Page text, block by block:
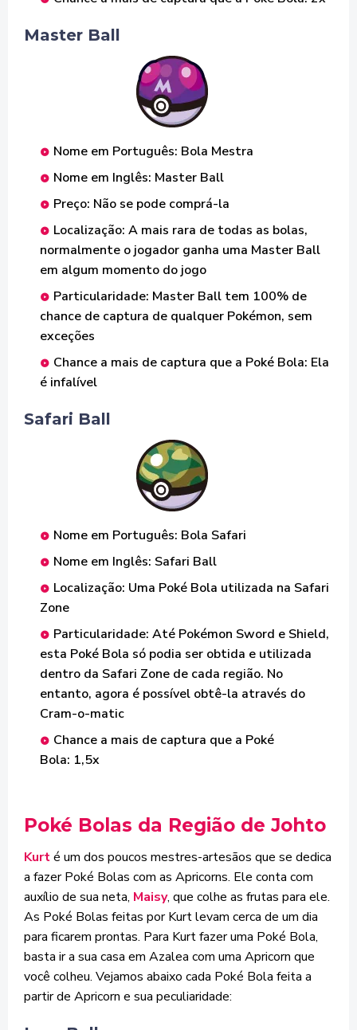
Master Ball
Nome em Português: Bola Mestra
Nome em Inglês: Master Ball
Preço: Não se pode comprá-la
Localização: A mais rara de todas as bolas,
normalmente o jogador ganha uma Master Ball
em algum momento do jogo
Particularidade: Master Ball tem 100% de
chance de captura de qualquer Pokémon, sem
exceções
Chance a mais de captura que a Poké Bola: Ela
é infalível
Safari Ball
Nome em Português: Bola Safari
Nome em Inglês: Safari Ball
Localização: Uma Poké Bola utilizada na Safari
Zone
Particularidade: Até Pokémon Sword e Shield,
esta Poké Bola só podia ser obtida e utilizada
dentro da Safari Zone de cada região. No
entanto, agora é possível obtê-la através do
Cram-o-matic
Chance a mais de captura que a Poké
Bola: 1,5x
Poké Bolas da Região de Johto
Kurté um dos poucos mestres-artesãos que se dedica
a fazer Poké Bolas com as Apricorns. Ele conta com
auxílio de sua neta, Maisy, que colhe as frutas para ele.
As Poké Bolas feitas por Kurt levam cerca de um dia
para ficarem prontas. Para Kurt fazer uma Poké Bola,
basta ir a sua casa em Azalea com uma Apricorn que
você colheu. Vejamos abaixo cada Poké Bola feita a
partir de Apricorn e sua peculiaridade: